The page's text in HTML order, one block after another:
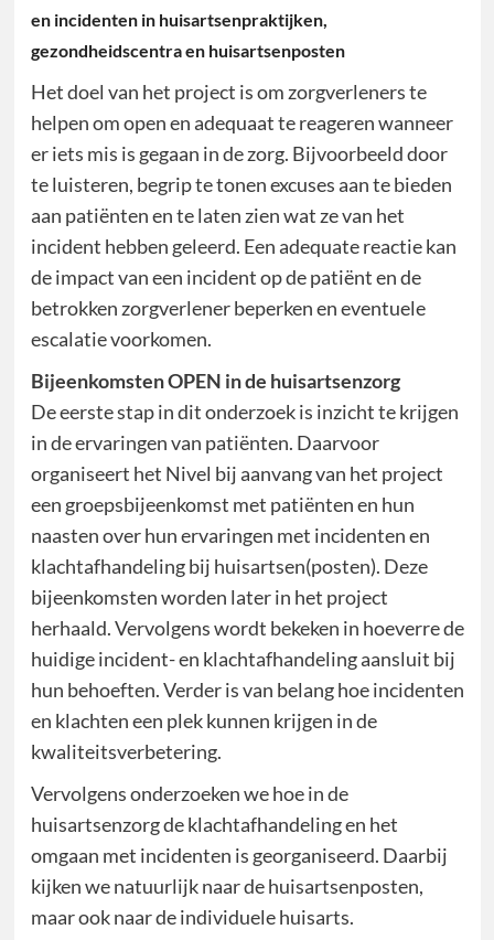
en incidenten in huisartsenpraktijken,
gezondheidscentra en huisartsenposten
Het doel van het project is om zorgverleners te
helpen om open en adequaat te reageren wanneer
er iets mis is gegaan in de zorg. Bijvoorbeeld door
te luisteren, begrip te tonen excuses aan te bieden
aan patiënten en te laten zien wat ze van het
incident hebben geleerd. Een adequate reactie kan
de impact van een incident op de patiënt en de
betrokken zorgverlener beperken en eventuele
escalatie voorkomen.
Bijeenkomsten OPEN in de huisartsenzorg
De eerste stap in dit onderzoek is inzicht te krijgen
in de ervaringen van patiënten. Daarvoor
organiseert het Nivel bij aanvang van het project
een groepsbijeenkomst met patiënten en hun
naasten over hun ervaringen met incidenten en
klachtafhandeling bij huisartsen(posten). Deze
bijeenkomsten worden later in het project
herhaald. Vervolgens wordt bekeken in hoeverre de
huidige incident- en klachtafhandeling aansluit bij
hun behoeften. Verder is van belang hoe incidenten
en klachten een plek kunnen krijgen in de
kwaliteitsverbetering.
Vervolgens onderzoeken we hoe in de
huisartsenzorg de klachtafhandeling en het
omgaan met incidenten is georganiseerd. Daarbij
kijken we natuurlijk naar de huisartsenposten,
maar ook naar de individuele huisarts.